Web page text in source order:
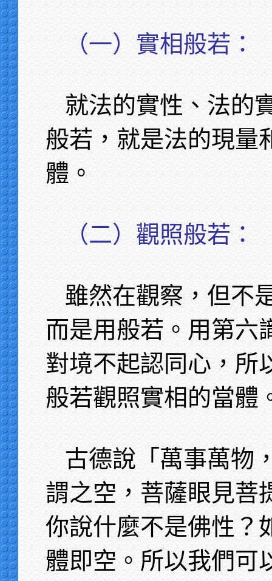
（一）實相般若：
就法的實性、法的
般若，就是法的現量
體。
（二）觀照般若：
雖然在觀察，但不
而是用般若。用第六
對境不起認同心，所
般若觀照實相的當體
古德說「萬事萬物
謂之空，菩薩眼見菩
你說什麼不是佛性？
體即空。所以我們可